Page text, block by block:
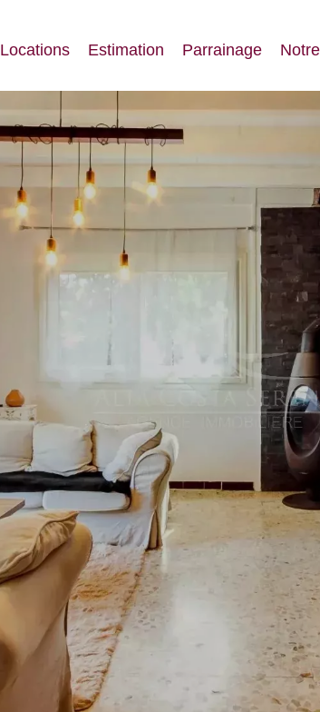
Locations Estimation Parrainage